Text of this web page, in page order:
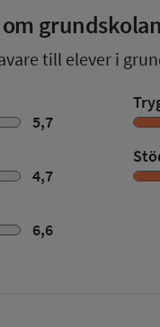
till elever i
5,7
4,7
6,6